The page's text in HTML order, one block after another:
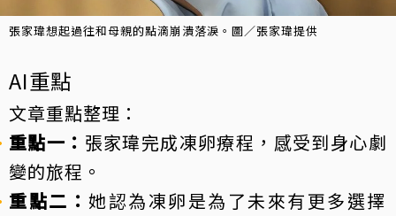
張家瑋想起過往和母親的點滴崩潰落淚。圖／張家瑋提供
AI重點
文章重點整理：
重點一： 張家瑋完成凍卵療程，感受到身心劇
變的旅程。
重點二：她認為凍卵是為了未來有更多選擇